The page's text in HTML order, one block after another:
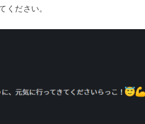
ください。